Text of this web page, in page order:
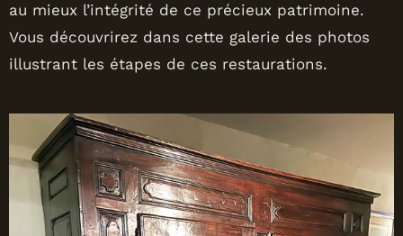
au mieux l’intégrité de ce précieux patrimoine.
Vous découvrirez dans cette galerie des photos
illustrant les étapes de ces restaurations.